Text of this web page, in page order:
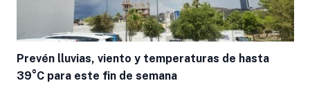
Prevén lluvias, viento y temperaturas de hasta
39°C para este fin de semana